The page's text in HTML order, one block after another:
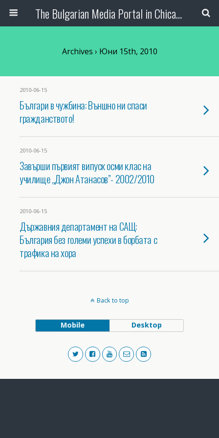
The Bulgarian Media Portal in Chicago
Archives › Юни 15th, 2010
2010-06-15
Българи в чужбина: Външно ни спаси
гражданството!
2010-06-15
Завърши първият випуск осми клас на
училище „Джон Атанасов”- 2002/2010
2010-06-15
Държавния департамент на САЩ:
България без големи успехи в борбата с
трафика на хора
Back to top
Mobile Desktop